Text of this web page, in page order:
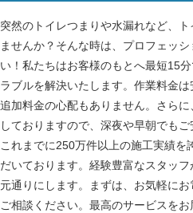
突然のトイレつまりや水漏れなど、
ませんか？そんな時は、プロフェッ
い！私たちはお客様のもとへ最短15
ラブルを解決いたします。作業料金は
追加料金の心配もありません。さら
しておりますので、深夜や早朝でもご
これまでに250万件以上の施工実績を
だいております。経験豊富なスタッ
元通りにします。まずは、お気軽に
ご相談ください。最高のサービスを